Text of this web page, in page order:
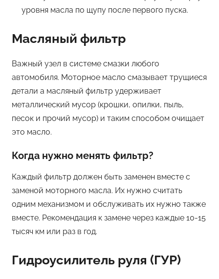
уровня масла по щупу после первого пуска.
Масляный фильтр
Важный узел в системе смазки любого
автомобиля. Моторное масло смазывает трущиеся
детали а масляный фильтр удерживает
металлический мусор (крошки, опилки, пыль,
песок и прочий мусор) и таким способом очищает
это масло.
Когда нужно менять фильтр?
Каждый фильтр должен быть заменен вместе с
заменой моторного масла. Их нужно считать
одним механизмом и обслуживать их нужно также
вместе. Рекомендация к замене через каждые 10-15
тысяч км или раз в год.
Гидроусилитель руля (ГУР)